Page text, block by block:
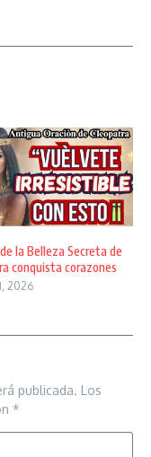
la Belleza Secreta de
conquista corazones
2026
publicada. Los
*